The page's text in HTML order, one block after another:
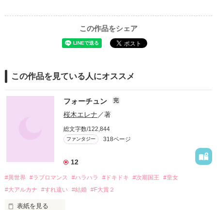
この作品をシェア
この作品を見ている人にオススメ
フォーチュン 完
桜木エレナ ／著
総文字数/122,844
ファンタジー 318ページ
12
#異世界 #ラブロマンス #ハラハラ #ドキドキ #次期国王
#皇女
#大アルカナ
#すれ違い #結婚 #F大賞２
表紙を見る